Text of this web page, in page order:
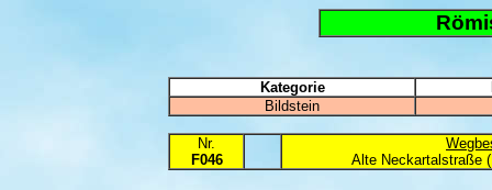
Kategorie
Bildstein
Nr.
F046
Alte Neckartalstraße